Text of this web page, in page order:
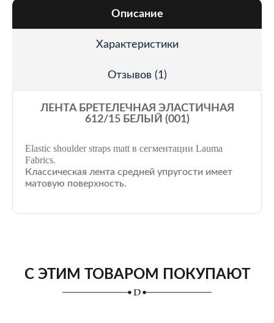
Описание
Характеристики
Отзывов (1)
ЛЕНТА БРЕТЕЛЕЧНАЯ ЭЛАСТИЧНАЯ
612/15 БЕЛЫЙ (001)
Elastic shoulder straps matt в сегментации Lauma
Fabrics.
Классическая лента средней упругости имеет
матовую поверхность.
С ЭТИМ ТОВАРОМ ПОКУПАЮТ